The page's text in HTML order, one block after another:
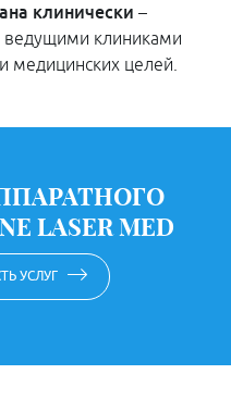
клинически –
ведущими клиниками
медицинских целей.
LASER MED
УСЛУГ